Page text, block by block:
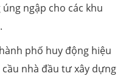
ngập cho các khu
phố huy động hiệu
nhà đầu tư xây dựng